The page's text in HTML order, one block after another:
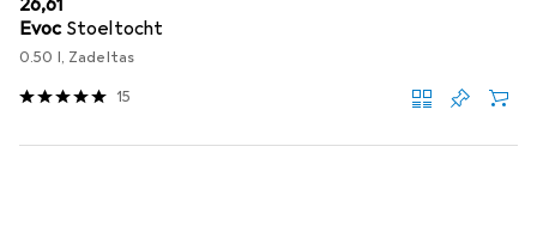
Evoc Stoeltocht
0.50 l, Zadeltas
15